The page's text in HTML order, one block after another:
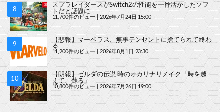
スプラレイダースがSwitch2の性能を一番活かしたソフ
トだと話題に
11,700件のビュー|2026年7月24日 15:00
【悲報】マーベラス、無事テンセントに捨てられて終わ
る
11,200件のビュー|2026年8月1日 23:30
【朗報】ゼルダの伝説 時のオカリナリメイク「時を越
えて、蘇る」
10,800件のビュー 2026年7月26日 19:00